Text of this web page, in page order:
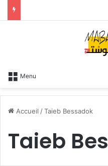
Menu
Accueil /Taieb Bessadok
Taieb